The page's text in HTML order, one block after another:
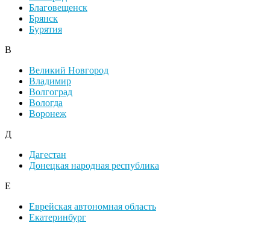
Благовещенск
Брянск
Бурятия
В
Великий Новгород
Владимир
Волгоград
Вологда
Воронеж
Д
Дагестан
Донецкая народная республика
Е
Еврейская автономная область
Екатеринбург